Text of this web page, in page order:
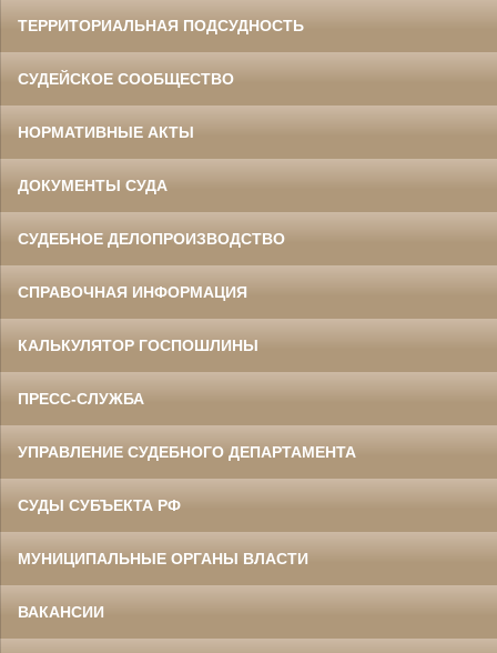
ТЕРРИТОРИАЛЬНАЯ ПОДСУДНОСТЬ
СУДЕЙСКОЕ СООБЩЕСТВО
НОРМАТИВНЫЕ АКТЫ
ДОКУМЕНТЫ СУДА
СУДЕБНОЕ ДЕЛОПРОИЗВОДСТВО
СПРАВОЧНАЯ ИНФОРМАЦИЯ
КАЛЬКУЛЯТОР ГОСПОШЛИНЫ
ПРЕСС-СЛУЖБА
УПРАВЛЕНИЕ СУДЕБНОГО ДЕПАРТАМЕНТА
СУДЫ СУБЪЕКТА РФ
МУНИЦИПАЛЬНЫЕ ОРГАНЫ ВЛАСТИ
ВАКАНСИИ